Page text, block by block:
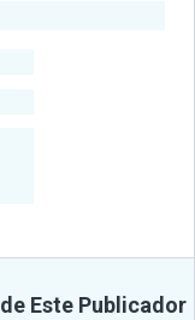
Este Publicador